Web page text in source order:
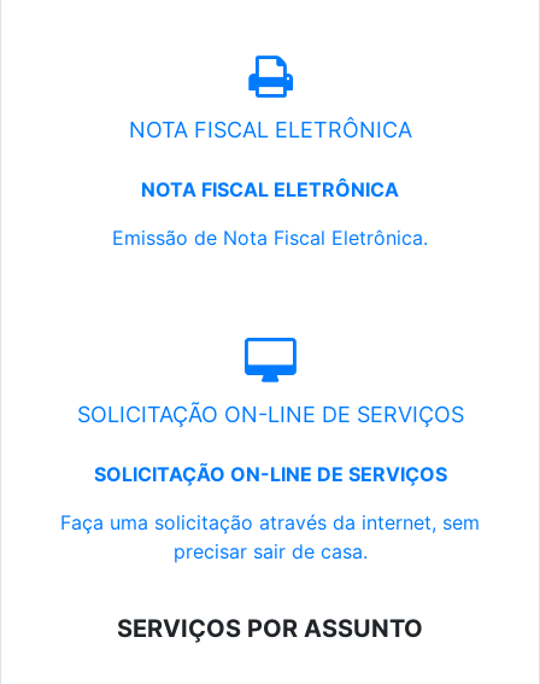
NOTA FISCAL ELETRÔNICA
NOTA FISCAL ELETRÔNICA
Emissão de Nota Fiscal Eletrônica.
SOLICITAÇÃO ON-LINE DE SERVIÇOS
SOLICITAÇÃO ON-LINE DE SERVIÇOS
Faça uma solicitação através da internet, sem
precisar sair de casa.
SERVIÇOS POR ASSUNTO